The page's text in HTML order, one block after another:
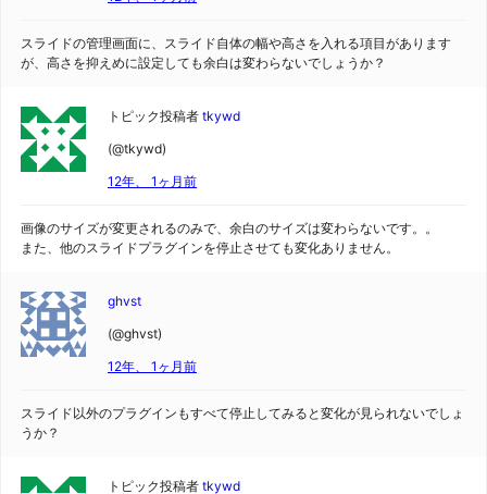
スライドの管理画面に、スライド自体の幅や高さを入れる項目があります
が、高さを抑えめに設定しても余白は変わらないでしょうか？
トピック投稿者 tkywd
(@tkywd)
12年、 1ヶ月前
画像のサイズが変更されるのみで、余白のサイズは変わらないです。。
また、他のスライドプラグインを停止させても変化ありません。
ghvst
(@ghvst)
12年、 1ヶ月前
スライド以外のプラグインもすべて停止してみると変化が見られないでしょ
うか？
トピック投稿者 tkywd